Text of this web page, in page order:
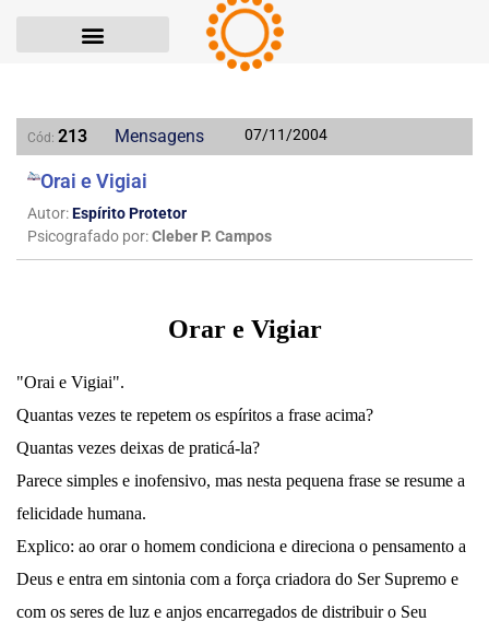
Cód: 213 Mensagens 07/11/2004
Orai e Vigiai
Autor:Espírito Protetor
Psicografado por:Cleber P. Campos
Orar e Vigiar
"Orai e Vigiai".
Quantas vezes te repetem os espíritos a frase acima?
Quantas vezes deixas de praticá-la?
Parece simples e inofensivo, mas nesta pequena frase se resume a
felicidade humana.
Explico: ao orar o homem condiciona e direciona o pensamento a
Deus e entra em sintonia com a força criadora do Ser Supremo e
com os seres de luz e anjos encarregados de distribuir o Seu